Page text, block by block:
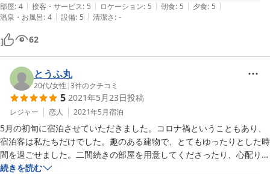
今回は天候にも恵まれ、満天の星空観察を宿前で楽しめました。
困ることは、夜寝るときにストーブを点けたままにするか、消して寝る
か。
今度は夏場の観光に利用したいです。
部屋: 4 | 接客・サービス: 5 | ロケーション: 5 | 朝食: 5 | 夕食: 5 |
温泉・お風呂: 4 | 設備: 5 | 清潔さ: -
62
とうふ丸
20代/女性 |3件のクチコミ
5 2021年5月23日投稿
レジャー 恋人 2021年5月宿泊
5月の初旬に宿泊させていただきました。コロナ禍ということもあり、
宿泊客は私たちだけでした。趣のある建物で、とてもゆったりとした時
間を過ごせました。二間続きの部屋を用意してくださったり、心配りが
とても嬉しかったです。朝、夕の食事ともに大満足です。また違う季節
続きを読む